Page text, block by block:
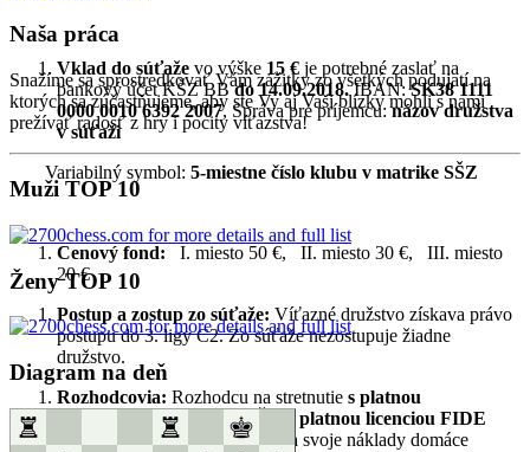
Vklad do súťaže vo výške 15 € je potrebné zaslať na
bankový účet KŠZ BBdo 14.09.2018.IBAN:SK38 1111
0000 0010 6392 2007, Správa pre príjemcu:názov družstva
v súťaži
Variabilný symbol: 5-miestne číslo klubu v matrike SŠZ
Cenový fond: I. miesto 50 €, II. miesto 30 €, III. miesto
20 €
Postup a zostup zo súťaže: Víťazné družstvo získava právo
postupu do 3. ligy C2. Zo súťaže nezostupuje žiadne
družstvo.
Rozhodcovia: Rozhodcu na stretnutie s platnou
rozhodcovskou triedou SŠZ a platnou licenciou FIDE
(minimálne NA) zabezpečuje na svoje náklady domáce
Naša práca
Snažíme sa sprostredkovať Vám zážitky zo všetkých podujatí na
ktorých sa zúčastňujeme, aby ste Vy aj Vaši blízky mohli s nami
prežívať radosť z hry i pocity víťazstva!
Muži TOP 10
Ženy TOP 10
Diagram na deň